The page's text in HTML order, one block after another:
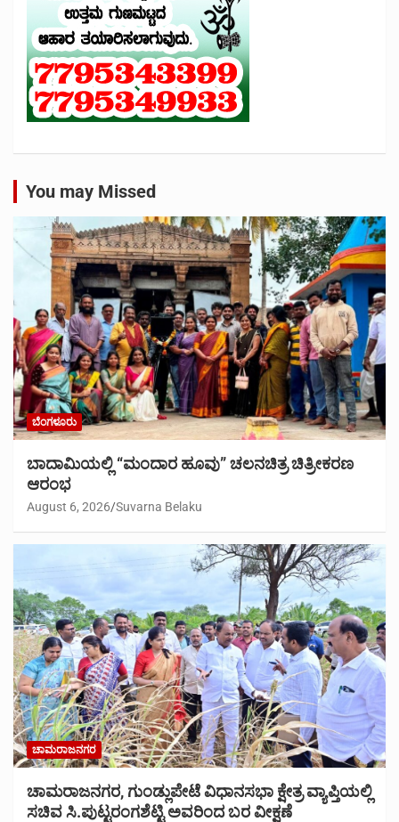
You may Missed
ಬೆಂಗಳೂರು
ಬಾದಾಮಿಯಲ್ಲಿ “ಮಂದಾರ ಹೂವು” ಚಲನಚಿತ್ರ ಚಿತ್ರೀಕರಣ
ಆರಂಭ
August 6, 2026 Suvarna Belaku
ಚಾಮರಾಜನಗರ
ಚಾಮರಾಜನಗರ, ಗುಂಡ್ಲುಪೇಟೆ ವಿಧಾನಸಭಾ ಕ್ಷೇತ್ರ ವ್ಯಾಪ್ತಿಯಲ್ಲಿ
ಸಚಿವ ಸಿ.ಪುಟ್ಟರಂಗಶೆಟ್ಟಿ ಅವರಿಂದ ಬರ ವೀಕ್ಷಣೆ